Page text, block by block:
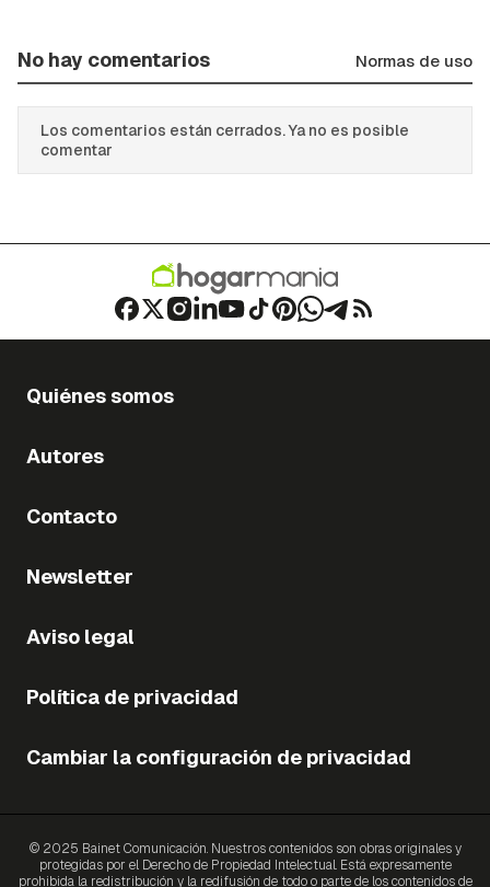
No hay comentarios Normas de uso
Los comentarios están cerrados. Ya no es posible
comentar
Quiénes somos
Autores
Contacto
Newsletter
Aviso legal
Política de privacidad
Cambiar la configuración de privacidad
© 2025 Bainet Comunicación. Nuestros contenidos son obras originales y
protegidas por el Derecho de Propiedad Intelectual. Está expresamente
prohibida la redistribución y la redifusión de todo o parte de los contenidos de